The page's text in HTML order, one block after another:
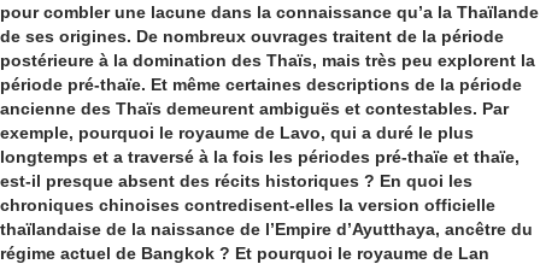
pour combler une lacune dans la connaissance qu’a la Thaïlande
de ses origines. De nombreux ouvrages traitent de la période
postérieure à la domination des Thaïs, mais très peu explorent la
période pré-thaïe. Et même certaines descriptions de la période
ancienne des Thaïs demeurent ambiguës et contestables. Par
exemple, pourquoi le royaume de Lavo, qui a duré le plus
longtemps et a traversé à la fois les périodes pré-thaïe et thaïe,
est-il presque absent des récits historiques ? En quoi les
chroniques chinoises contredisent-elles la version officielle
thaïlandaise de la naissance de l’Empire d’Ayutthaya, ancêtre du
régime actuel de Bangkok ? Et pourquoi le royaume de Lan